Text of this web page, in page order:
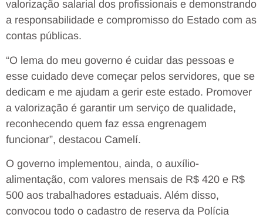
valorização salarial dos profissionais e demonstrando
a responsabilidade e compromisso do Estado com as
contas públicas.
“O lema do meu governo é cuidar das pessoas e
esse cuidado deve começar pelos servidores, que se
dedicam e me ajudam a gerir este estado. Promover
a valorização é garantir um serviço de qualidade,
reconhecendo quem faz essa engrenagem
funcionar”, destacou Camelí.
O governo implementou, ainda, o auxílio-
alimentação, com valores mensais de R$ 420 e R$
500 aos trabalhadores estaduais. Além disso,
convocou todo o cadastro de reserva da Polícia